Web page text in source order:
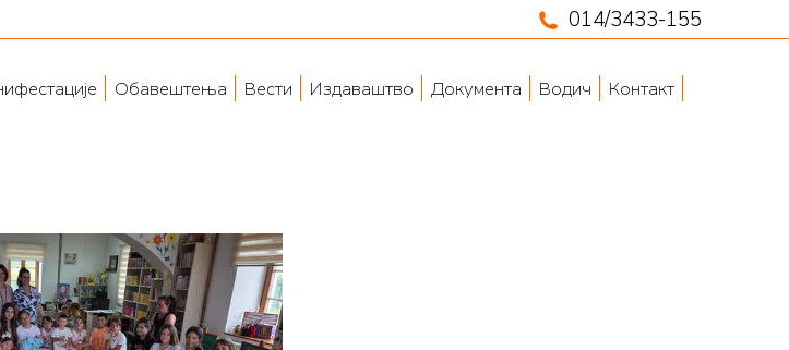
014/3433-155
Обавештења Вести Издаваштво Документа Водич Контакт